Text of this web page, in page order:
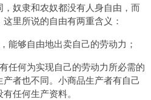
奴隶和农奴都没有人身自由，而
里所说的自由有两重含义：
能够自由地出卖自己的劳动力；
任何为实现自己的劳动力所必需的
者也不同。小商品生产者有自己
任何生产资料。